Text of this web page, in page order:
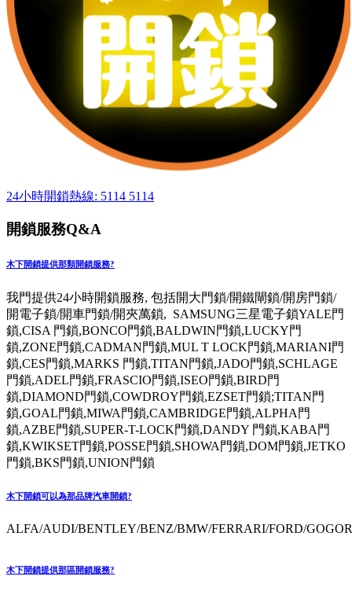
24小時開鎖熱線: 5114 5114
開鎖服務Q&A
木下開鎖提供那類開鎖服務?
我門提供24小時開鎖服務, 包括開大門鎖/開鐵閘鎖/開房門鎖/
開電子鎖/開車門鎖/開夾萬鎖, SAMSUNG三星電子鎖YALE門
鎖,CISA 門鎖,BONCO門鎖,BALDWIN門鎖,LUCKY門
鎖,ZONE門鎖,CADMAN門鎖,MUL T LOCK門鎖,MARIANI門
鎖,CES門鎖,MARKS 門鎖,TITAN門鎖,JADO門鎖,SCHLAGE
門鎖,ADEL門鎖,FRASCIO門鎖,ISEO門鎖,BIRD門
鎖,DIAMOND門鎖,COWDROY門鎖,EZSET門鎖;TITAN門
鎖,GOAL門鎖,MIWA門鎖,CAMBRIDGE門鎖,ALPHA門
鎖,AZBE門鎖,SUPER-T-LOCK門鎖,DANDY 門鎖,KABA門
鎖,KWIKSET門鎖,POSSE門鎖,SHOWA門鎖,DOM門鎖,JETKO
門鎖,BKS門鎖,UNION門鎖
木下開鎖可以為那品牌汽車開鎖?
ALFA/AUDI/BENTLEY/BENZ/BMW/FERRARI/FORD/
木下開鎖提供那區開鎖服務?